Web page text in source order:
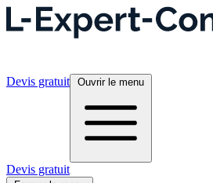
Devis gratuit Ouvrir le menu
Devis gratuit